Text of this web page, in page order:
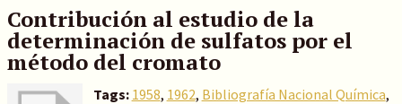
Contribución al estudio de la
determinación de sulfatos por el
método del cromato
Tags: 1958, 1962, Bibliografía Nacional Química,